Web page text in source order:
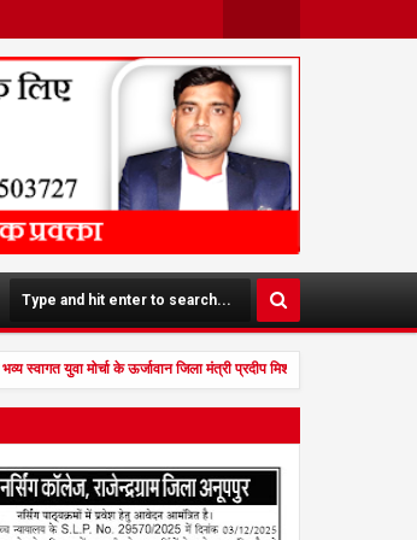
Twit
Face
Boo
K
युवा मोर्चा के ऊर्जावान जिला मंत्री प्रदीप मिश्रा ने सभी युवाओं से